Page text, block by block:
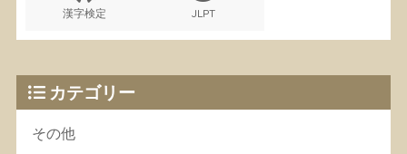
漢字検定 JLPT
カテゴリー
その他